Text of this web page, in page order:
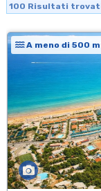
100 Risultati
A meno di 500